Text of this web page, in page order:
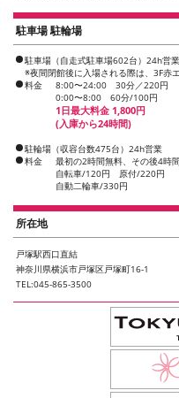
駐車場 駐輪場
駐車場（自走式駐車場602台）24h営業
※夜間閉館後に入場される際は、3F赤
料金
8:00〜24:00 30分／220円
0:00〜8:00 60分/100円
1日最大料金 1,800円
(入庫から24時間)
駐輪場（収容台数475台）24h営業
料金
最初の2時間無料、その後4時
自転車/120円 原付/220円
自動二輪車/330円
所在地
戸塚駅西口直結
神奈川県横浜市戸塚区戸塚町16-1
TEL:045-865-3500